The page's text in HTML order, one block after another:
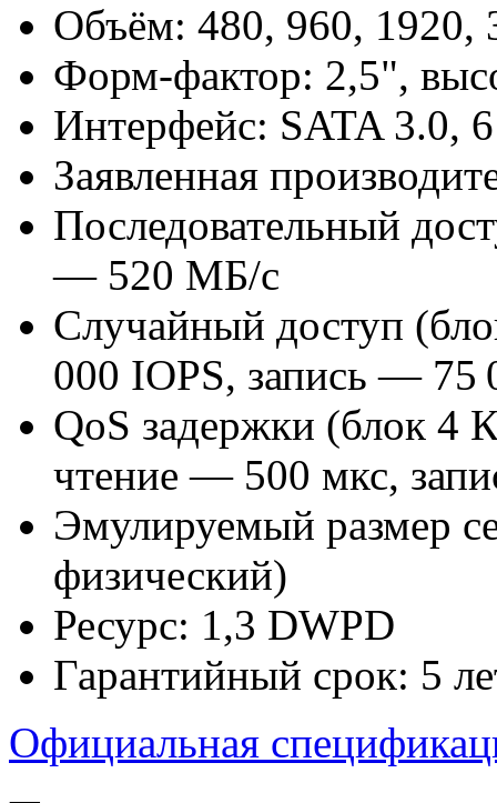
Объём: 480, 960, 1920,
Форм-фактор: 2,5",
Интерфейс: SATA 3.0,
Заявленная
Последовательный
— 520 МБ/с
Случайный доступ
000 IOPS, запись — 75
QoS задержки (блок 4
чтение — 500 мкс,
Эмулируемый размер
физический)
Ресурс: 1,3 DWPD
Гарантийный срок: 5
Официальная